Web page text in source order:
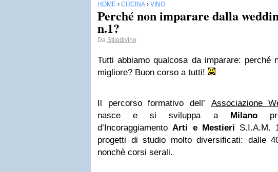
HOME › CUCINA › VINO
Perché non imparare dalla
n.1?
Da Stiledivino
Tutti abbiamo qualcosa da imparare: perché
migliore? Buon corso a tutti!
Il percorso formativo dell’ Associazione
nasce e si sviluppa a Milano
d’IncoraggiamentoArti e Mestieri S.I.A.M.
progetti di studio molto diversificati: dalle
nonchè corsi serali.